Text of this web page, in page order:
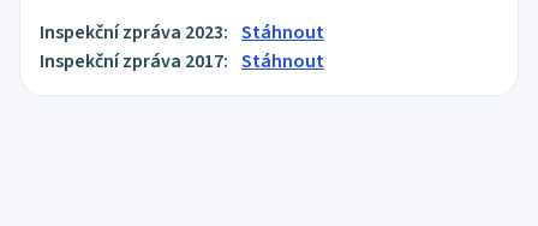
Inspekční zpráva 2023: Stáhnout
Inspekční zpráva 2017: Stáhnout